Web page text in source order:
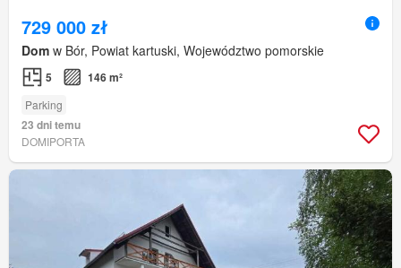
729 000 zł
Dom w Bór, Powiat kartuski, Województwo pomorskie
5 146 m²
Parking
23 dni temu
DOMIPORTA